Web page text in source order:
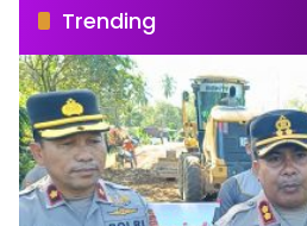
Trending